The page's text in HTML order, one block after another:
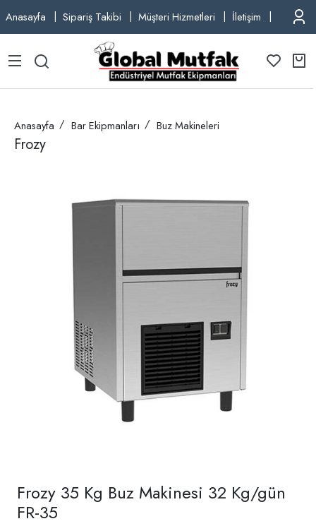
Anasayfa Sipariş Takibi Müşteri Hizmetleri İletişim TEL:
Anasayfa Bar Ekipmanları Buz Makineleri
Frozy
Frozy 35 Kg Buz Makinesi 32 Kg/gün
FR-35